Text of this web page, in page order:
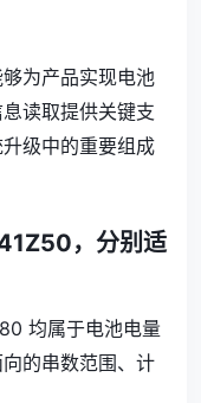
为产品实现电池
读取提供关键支
级中的重要组成
，分别适
均属于电池电量
的串数范围、计